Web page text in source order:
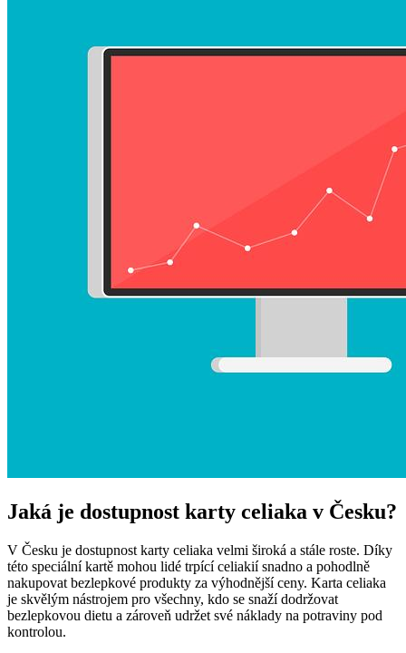
Jaká je dostupnost karty celiaka v Česku?
V Česku je dostupnost karty celiaka velmi široká a stále roste. Díky
této speciální kartě mohou lidé trpící celiakií snadno a pohodlně
nakupovat bezlepkové produkty za výhodnější ceny. Karta celiaka
je skvělým nástrojem pro všechny, kdo se snaží dodržovat
bezlepkovou dietu a zároveň udržet své náklady na potraviny pod
kontrolou.